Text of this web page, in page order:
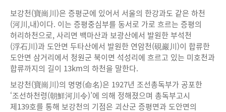
보강천(寶崗川)은 증평군에 있어서 서울의 한강과도 같은 하천
(河川,내)이다. 이는 증평중심부를 동서로 가로 흐르는 증평의
허리하천으로, 사리면 백마산과 보광산에서 발원한 부석천
(浮石川)과 도안면 두타산에서 발원한 연암천(硯巖川)이 합류한
도안면 삼거리에서 청원군 북이면 석성리에 흐르고 있는 미호천과
합류까지의 길이 13km의 하천을 말한다.
보강천(寶崗川)의 명명(命名)은 1927년 조선총독부가 공포한
‘조선하천령(朝鮮河川令)’에 의해 정해졌으며 총독부고시
제139호를 통해 보강천의 기점은 괴산군 증평면과 도안면의